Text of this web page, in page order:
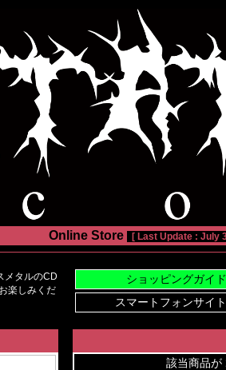
Online Store [ Last Update : July
メタルのCD
楽しみくだ
該当商品が